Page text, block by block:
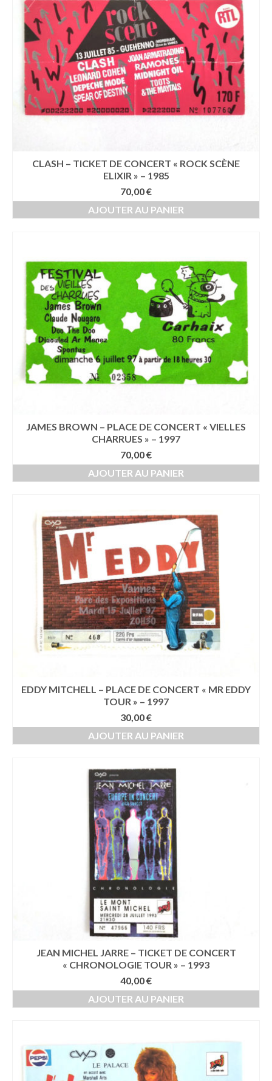
CLASH – TICKET DE CONCERT « ROCK SCÈNE
ELIXIR » – 1985
70,00€
AJOUTER AU PANIER
JAMES BROWN – PLACE DE CONCERT « VIELLES
CHARRUES » – 1997
70,00€
AJOUTER AU PANIER
EDDY MITCHELL – PLACE DE CONCERT « MR EDDY
TOUR » – 1997
30,00€
AJOUTER AU PANIER
JEAN MICHEL JARRE – TICKET DE CONCERT
« CHRONOLOGIE TOUR » – 1993
40,00€
AJOUTER AU PANIER